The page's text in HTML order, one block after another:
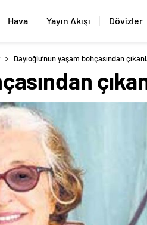
Hava Yayın Akışı Dövizler
Dayıoğlu’nun yaşam bohçasından